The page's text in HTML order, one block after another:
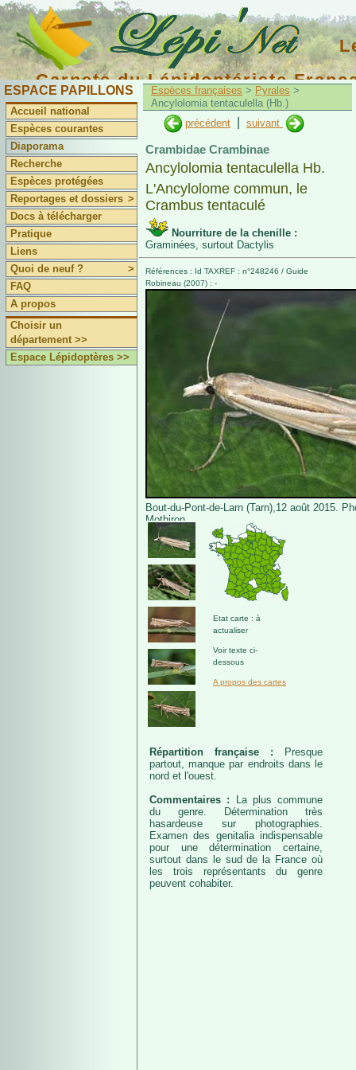
Carnets du Lépidoptériste
ESPACE PAPILLONS
Accueil national
Espèces courantes
Diaporama
Recherche
Espèces protégées
Reportages et dossiers >
Docs à télécharger
Pratique
Liens
Quoi de neuf ?
>
FAQ
A propos
Choisir un
département >>
Espace Lépidoptères >>
Espèces françaises > Pyrales >
Ancylolomia tentaculella (Hb.)
précédent
suivant
Crambidae Crambinae
Ancylolomia tentaculella Hb.
L'Ancylolome commun, le
Crambus tentaculé
Nourriture de la chenille :
Graminées, surtout Dactylis
Références : Id TAXREF : n°248246 / Guide
Robineau (2007) : -
Bout-du-Pont-de-Larn (Tarn),12 août 2015.
Mothiron.
Etat carte : à
actualiser
Voir texte ci-
dessous
A propos des cartes
Répartition française :
Presque
partout, manque par endroits dans le
nord et l'ouest.
Commentaires :
La plus commune
du genre. Détermination très
hasardeuse sur photographies.
Examen des genitalia indispensable
pour une détermination certaine,
surtout dans le sud de la France où
les trois représentants du genre
peuvent cohabiter.